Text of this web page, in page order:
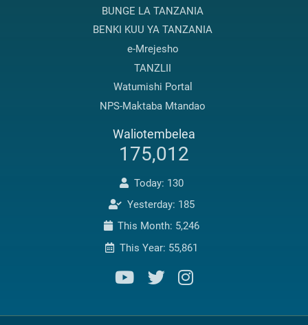
BUNGE LA TANZANIA
BENKI KUU YA TANZANIA
e-Mrejesho
TANZLII
Watumishi Portal
NPS-Maktaba Mtandao
Waliotembelea
175,012
Today: 130
Yesterday: 185
This Month: 5,246
This Year: 55,861